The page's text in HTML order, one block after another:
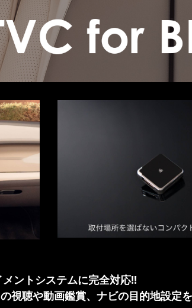
ントシステムに完全対応!!
視聴や動画鑑賞、ナビの目的地設定